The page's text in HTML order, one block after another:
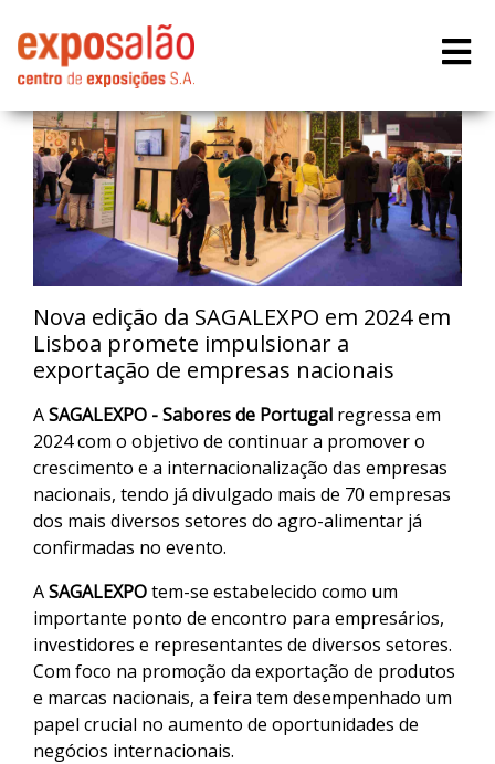
Nova edição da SAGALEXPO em 2024 em
Lisboa promete impulsionar a
exportação de empresas nacionais
ASAGALEXPO - Sabores de Portugal regressa em
2024 com o objetivo de continuar a promover o
crescimento e a internacionalização das empresas
nacionais, tendo já divulgado mais de 70 empresas
dos mais diversos setores do agro-alimentar já
confirmadas no evento.
ASAGALEXPOtem-se estabelecido como um
importante ponto de encontro para empresários,
investidores e representantes de diversos setores.
Com foco na promoção da exportação de produtos
e marcas nacionais, a feira tem desempenhado um
papel crucial no aumento de oportunidades de
negócios internacionais.